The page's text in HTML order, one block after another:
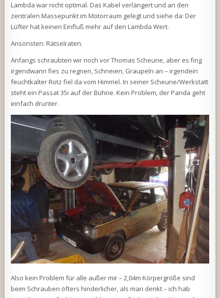
Lambda war nicht optimal. Das Kabel verlängert und an den
zentralen Massepunkt im Motorraum gelegt und siehe da: Der
Lüfter hat keinen Einfluß mehr auf den Lambda Wert.
Ansonsten: Rätselraten.
Anfangs schraubten wir noch vor Thomas Scheune, aber es fing
irgendwann fies zu regnen, Schneien, Graupeln an – irgendein
feuchtkalter Rotz fiel da vom Himmel. In seiner Scheune/Werkstatt
steht ein Passat 35i auf der Bühne. Kein Problem, der Panda geht
einfach drunter.
Also kein Problem für alle außer mir – 2,04m Körpergröße sind
beim Schrauben öfters hinderlicher, als man denkt – ich hab